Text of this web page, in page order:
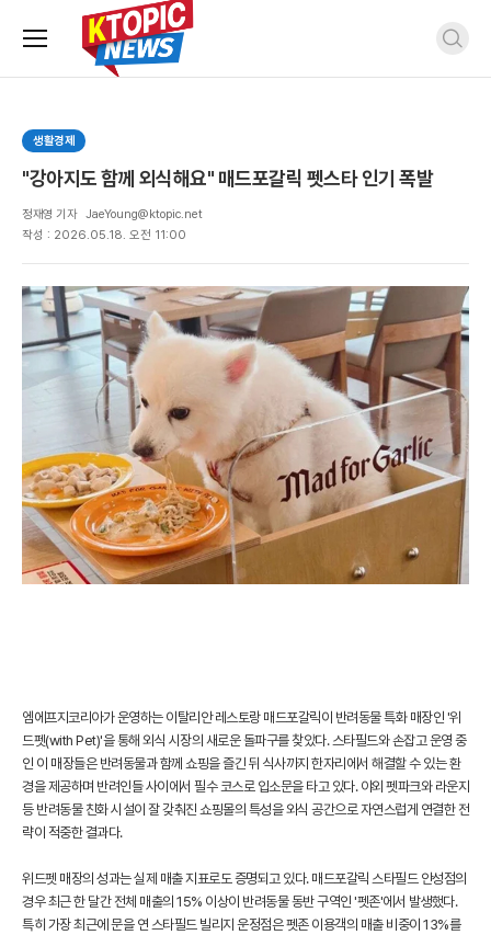
검
주
스
메
뉴
펼
치
기
생활경제
"강아지도 함께 외식해요" 매드포갈릭 펫스타 인기 폭발
정재영 기자
JaeYoung@ktopic.net
작성 : 2026.05.18. 오전 11:00
엠에프지코리아가 운영하는 이탈리안 레스토랑 매드포갈릭이 반려동물 특화 매장인 '위
드펫(with Pet)'을 통해 외식 시장의 새로운 돌파구를 찾았다. 스타필드와 손잡고 운영 중
인 이 매장들은 반려동물과 함께 쇼핑을 즐긴 뒤 식사까지 한자리에서 해결할 수 있는 환
경을 제공하며 반려인들 사이에서 필수 코스로 입소문을 타고 있다. 야외 펫파크와 라운지
등 반려동물 친화 시설이 잘 갖춰진 쇼핑몰의 특성을 외식 공간으로 자연스럽게 연결한 전
략이 적중한 결과다.
위드펫 매장의 성과는 실제 매출 지표로도 증명되고 있다. 매드포갈릭 스타필드 안성점의
경우 최근 한 달간 전체 매출의 15% 이상이 반려동물 동반 구역인 '펫존'에서 발생했다.
특히 가장 최근에 문을 연 스타필드 빌리지 운정점은 펫존 이용객의 매출 비중이 13%를